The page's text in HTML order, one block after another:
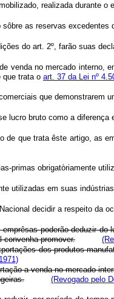
realizada durante
as reservas excedentes
do art. 2º, farão suas
venda no mercado
que trata o art. 37 da Lei nº
que demonstrarem
lucro bruto como a
de que trata êste artigo, as
primas obrigatòriamente
utilizadas em suas
decidir a respeito da
poderão deduzir
convenha promover.
dos produtos
a venda no mercado
(Revogado pelo